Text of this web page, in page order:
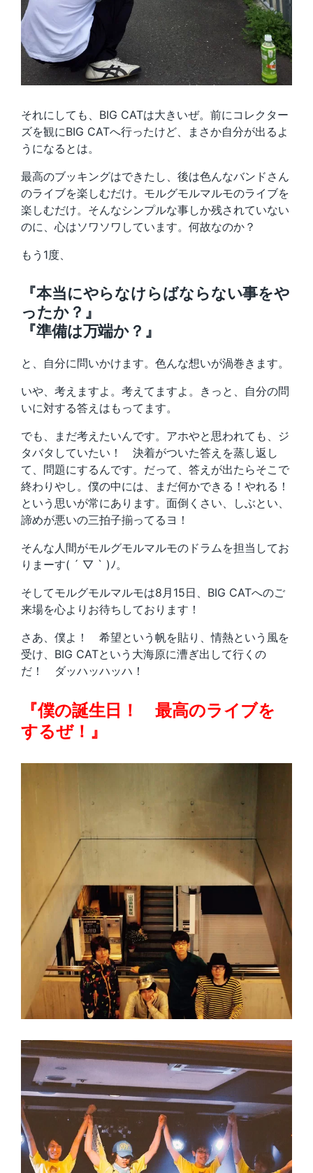
それにしても、BIG CATは大きいぜ。前にコレクター
ズを観にBIG CATへ行ったけど、まさか自分が出るよ
うになるとは。
最高のブッキングはできたし、後は色んなバンドさん
のライブを楽しむだけ。モルグモルマルモのライブを
楽しむだけ。そんなシンプルな事しか残されていない
のに、心はソワソワしています。何故なのか？
もう1度、
『本当にやらなけらばならない事をや
ったか？』
『準備は万端か？』
と、自分に問いかけます。色んな想いが渦巻きます。
いや、考えますよ。考えてますよ。きっと、自分の問
いに対する答えはもってます。
でも、まだ考えたいんです。アホやと思われても、ジ
タバタしていたい！ 決着がついた答えを蒸し返し
て、問題にするんです。だって、答えが出たらそこで
終わりやし。僕の中には、まだ何かできる！やれる！
という思いが常にあります。面倒くさい、しぶとい、
諦めが悪いの三拍子揃ってるヨ！
そんな人間がモルグモルマルモのドラムを担当してお
りまーす( ´ ▽ ` )ﾉ。
そしてモルグモルマルモは8月15日、BIG CATへのご
来場を心よりお待ちしております！
さあ、僕よ！ 希望という帆を貼り、情熱という風を
受け、BIG CATという大海原に漕ぎ出して行くの
だ！ ダッハッハッハ！
『僕の誕生日！ 最高のライブを
するぜ！』